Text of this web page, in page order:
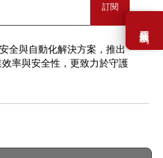
需要幫助嗎？
訂閱
全與自動化解決方案，推出
率與安全性，更致力於守護